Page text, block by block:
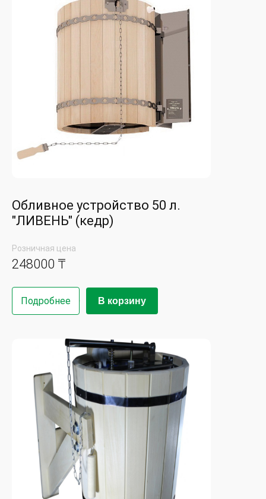
Обливное устройство 50 л.
"ЛИВЕНЬ" (кедр)
Розничная цена
248000 ₸
Подробнее В корзину